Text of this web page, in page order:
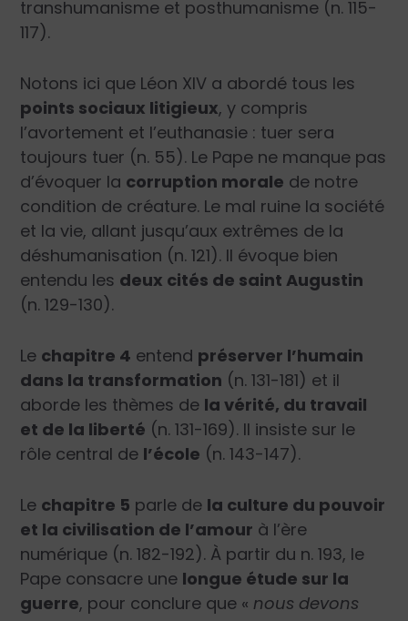
transhumanisme et posthumanisme (n. 115-
117).
Notons ici que Léon XIV a abordé tous les
points sociaux litigieux, y compris
l’avortement et l’euthanasie : tuer sera
toujours tuer (n. 55). Le Pape ne manque pas
d’évoquer la corruption morale de notre
condition de créature. Le mal ruine la société
et la vie, allant jusqu’aux extrêmes de la
déshumanisation (n. 121). Il évoque bien
entendu les deux cités de saint Augustin
(n. 129-130).
Le chapitre 4 entend préserver l’humain
dans la transformation (n. 131-181) et il
aborde les thèmes de la vérité, du travail
et de la liberté (n. 131-169). Il insiste sur le
rôle central de l’école (n. 143-147).
Le chapitre 5 parle de la culture du pouvoir
et la civilisation de l’amour à l’ère
numérique (n. 182-192). À partir du n. 193, le
Pape consacre une longue étude sur la
guerre, pour conclure que « nous devons